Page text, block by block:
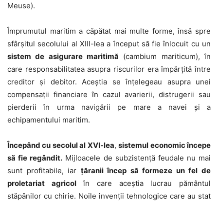
Meuse).
Împrumutul maritim a căpătat mai multe forme, însă spre
sfârșitul secolului al XIII-lea a început să fie înlocuit cu un
sistem de asigurare maritimă (cambium mariticum), în
care responsabilitatea asupra riscurilor era împărțită între
creditor și debitor. Aceștia se înțelegeau asupra unei
compensații financiare în cazul avarierii, distrugerii sau
pierderii în urma navigării pe mare a navei și a
echipamentului maritim.
Începând cu secolul al XVI-lea,sistemul economic începe
să fie regândit. Mijloacele de subzistență feudale nu mai
sunt profitabile, iar țăranii încep să formeze un fel de
proletariat agricolîn care aceștia lucrau pământul
stăpânilor cu chirie. Noile invenții tehnologice care au stat